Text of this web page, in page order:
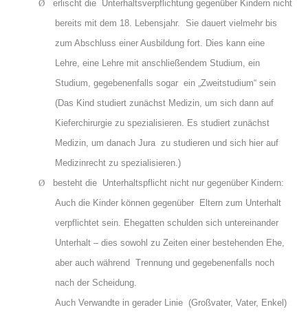
Ø
erlischt die Unterhaltsverpflichtung gegenüber Kindern nicht
bereits mit dem 18. Lebensjahr. Sie dauert vielmehr bis
zum Abschluss einer Ausbildung fort. Dies kann eine
Lehre, eine Lehre mit anschließendem Studium, ein
Studium, gegebenenfalls sogar ein „Zweitstudium“ sein
(Das Kind studiert zunächst Medizin, um sich dann auf
Kieferchirurgie zu spezialisieren. Es studiert zunächst
Medizin, um danach Jura zu studieren und sich hier auf
Medizinrecht zu spezialisieren.)
Ø
besteht die Unterhaltspflicht nicht nur gegenüber Kindern:
Auch die Kinder können gegenüber Eltern zum Unterhalt
verpflichtet sein. Ehegatten schulden sich untereinander
Unterhalt – dies sowohl zu Zeiten einer bestehenden Ehe,
aber auch während Trennung und gegebenenfalls noch
nach der Scheidung.
Auch Verwandte in gerader Linie (Großvater, Vater, Enkel)